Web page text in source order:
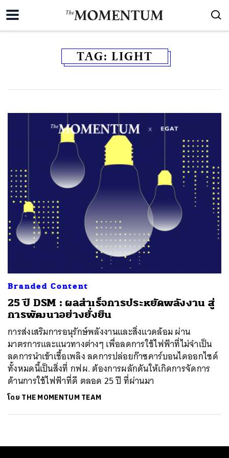
TAG: LIGHT
Branded Content
25 ปี DSM : ผลสำเร็จการประหยัดพลังงาน สู่
การพัฒนาอย่างยั่งยืน
การส่งเสริมการอนุรักษ์พลังงานและสิ่งแวดล้อม ผ่าน
มาตรการและแนวทางต่างๆ เพื่อลดการใช้ไฟฟ้าที่ไม่จำเป็น
ลดการนำเข้าเชื้อเพลิง ลดการปล่อยก๊าซคาร์บอนไดออกไซด์
ทั้งหมดนี้เป็นสิ่งที่ กฟผ. ต้องการผลักดันให้เกิดการจัดการ
ด้านการใช้ไฟฟ้าที่ดี ตลอด 25 ปี ที่ผ่านมา
โดย THE MOMENTUM TEAM
SHARE TWEET LINE EMAIL